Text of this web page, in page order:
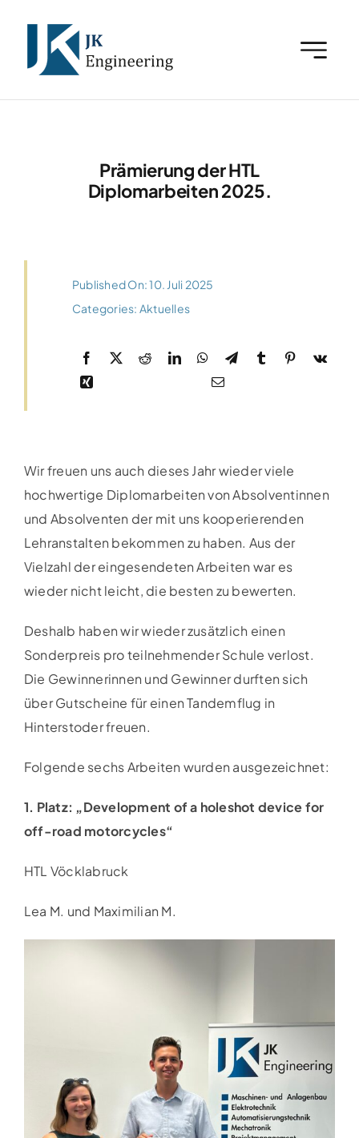
springen
Prämierung der HTL
Diplomarbeiten 2025.
Published On: 10. Juli 2025
Categories: Aktuelles
Wir freuen uns auch dieses Jahr wieder viele
hochwertige Diplomarbeiten von Absolventinnen
und Absolventen der mit uns kooperierenden
Lehranstalten bekommen zu haben. Aus der
Vielzahl der eingesendeten Arbeiten war es
wieder nicht leicht, die besten zu bewerten.
Deshalb haben wir wieder zusätzlich einen
Sonderpreis pro teilnehmender Schule verlost.
Die Gewinnerinnen und Gewinner durften sich
über Gutscheine für einen Tandemflug in
Hinterstoder freuen.
Folgende sechs Arbeiten wurden ausgezeichnet:
1. Platz: „Development of a holeshot device for
off-road motorcycles“
HTL Vöcklabruck
Lea M. und Maximilian M.